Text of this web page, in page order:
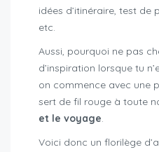
idées d’itinéraire, test de
etc.
Aussi, pourquoi ne pas
d’inspiration lorsque tu
on commence avec une
sert de fil rouge à toute
et le voyage.
Voici donc un florilège